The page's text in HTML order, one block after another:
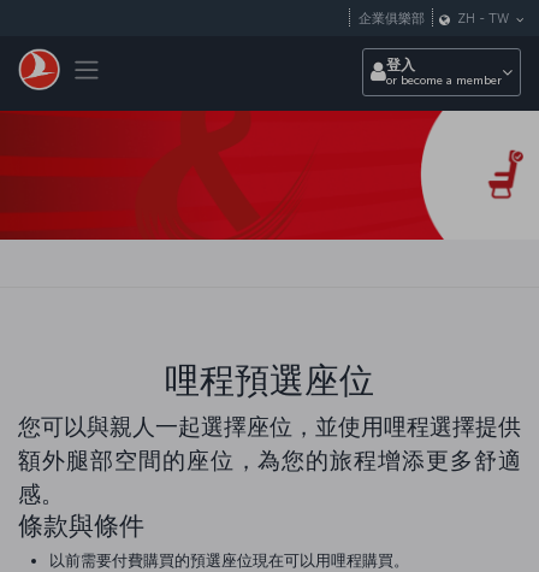
Toggle navigation
企業俱樂部 ZH - TW
登入
or become a member
哩程預選座位
您可以與親人一起選擇座位，並使用哩程選擇提供
額外腿部空間的座位，為您的旅程增添更多舒適
感。
條款與條件
以前需要付費購買的預選座位現在可以用哩程購買。